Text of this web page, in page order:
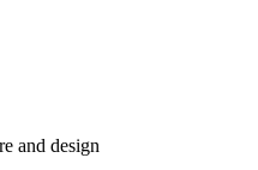
and design